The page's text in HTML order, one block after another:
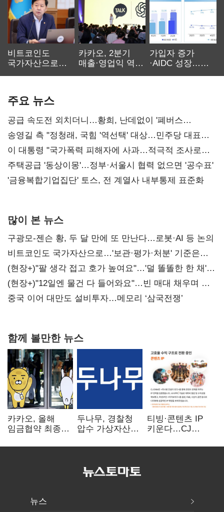
비트코인도
국가자산으로…'
카카오, 2분기
매출·영업익 역대
가입자 증가
·AIDC 성장…
주요 뉴스
공급 속도전 외치더니…황희, 난데없이 '폐버스
리모델링' 제안
송영길 측 "정청래, 국힘 '역선택' 대상…민주당 대표로
총선 지휘 못해"
이 대통령 "국가폭력 피해자에 사과…적극적 조사로
진실 밝혀야"
주택공급 '동상이몽'…정부·서울시 협력 없으면 '공수표'
'금융복합기업집단' 토스, 전 계열사 내부통제 표준화
많이 본 뉴스
구광모-젠슨 황, 두 달 만에 또 만난다…로봇·AI 등 논의
비트코인도 국가자산으로…'보관·평가·처분' 기준은
숙제
(현장+)"팔 생각 접고 호가 높여요"…'덜 똘똘한 한 채'
20억 키맞추기
(현장+)"12일엔 물건 다 들어와요"…빈 매대 채우며 문
연 홈플러스
중국 이어 대만도 설비투자…메모리 ‘삼국전쟁’
함께 볼만한 뉴스
카카오, 올해
임금협약 최종
인상·격려금
두나무, 경찰청
압수 가상자산
커스터디 사업
티빙·콘텐츠 IP
키운다…CJ
글로벌 확장 가속
뉴스